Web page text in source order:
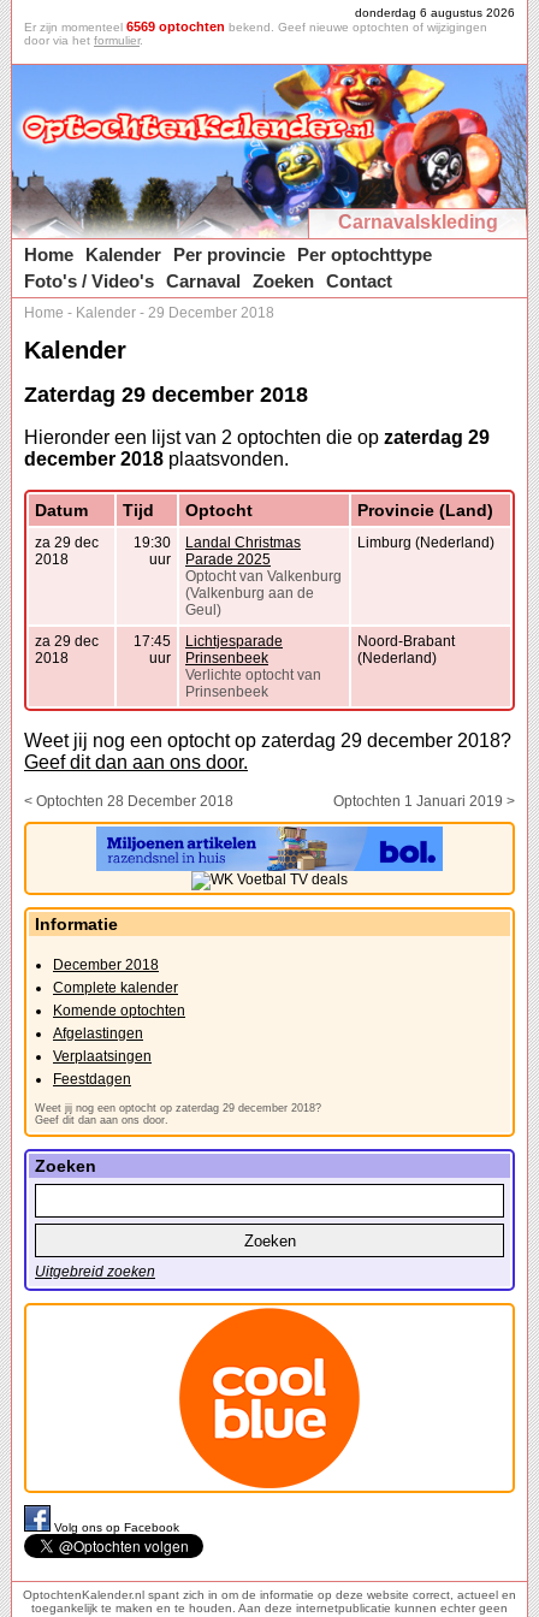
donderdag 6 augustus 2026
Er zijn momenteel 6569 optochten bekend. Geef nieuwe optochten of wijzigingen
door via het formulier.
Carnavalskleding
Home
Kalender Per provincie
Per optochttype
Foto's / Video's Carnaval Zoeken Contact
Home - Kalender - 29 December 2018
Kalender
Zaterdag 29 december 2018
Hieronder een lijst van 2 optochten die op zaterdag 29
december 2018 plaatsvonden.
Datum Tijd Optocht Provincie (Land)
za 29 dec
2018
19:30
uur
Landal Christmas
Parade 2025
Optocht van Valkenburg
(Valkenburg aan de
Geul)
Limburg (Nederland)
za 29 dec
2018
17:45
uur
Lichtjesparade
Prinsenbeek
Verlichte optocht van
Prinsenbeek
Noord-Brabant
(Nederland)
Weet jij nog een optocht op zaterdag 29 december 2018?
Geef dit dan aan ons door.
< Optochten 28 December 2018 Optochten 1 Januari 2019 >
Informatie
December 2018
Complete kalender
Komende optochten
Afgelastingen
Verplaatsingen
Feestdagen
Weet jij nog een optocht op zaterdag 29 december 2018?
Geef dit dan aan ons door.
Zoeken
Uitgebreid zoeken
Volg ons op Facebook
OptochtenKalender.nl spant zich in om de informatie op deze website correct, actueel en
toegankelijk te maken en te houden. Aan deze internetpublicatie kunnen echter geen